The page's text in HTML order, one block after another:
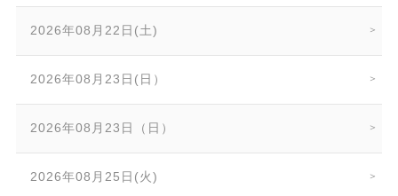
2026年08月22日(土)
2026年08月23日(日）
2026年08月23日（日）
2026年08月25日(火)